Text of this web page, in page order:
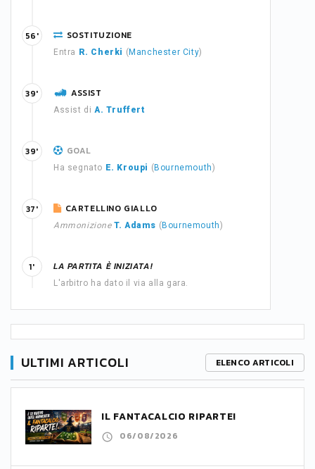
SOSTITUZIONE
Entra R. Cherki ( Manchester City)
56'
ASSIST
Assist di A. Truffert
39'
GOAL
Ha segnato E. Kroupi ( Bournemouth)
39'
CARTELLINO GIALLO
Ammonizione T. Adams ( Bournemouth)
37'
LA PARTITA È INIZIATA!
L'arbitro ha dato il via alla gara.
1'
ULTIMI ARTICOLI ELENCO ARTICOLI
IL FANTACALCIO RIPARTE!
06/08/2026